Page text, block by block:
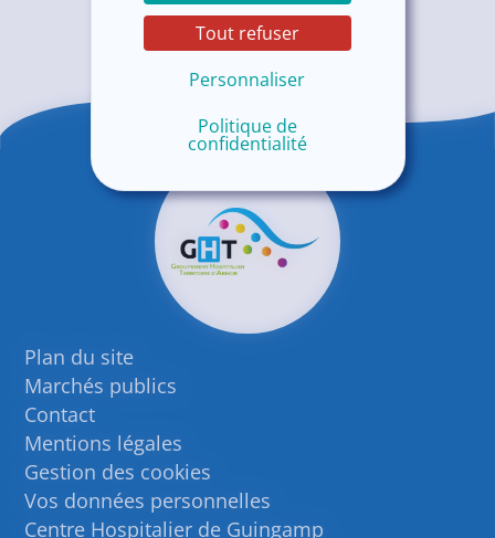
Plan du site
Marchés publics
Contact
Mentions légales
Gestion des cookies
Vos données personnelles
Centre Hospitalier de Guingamp
Tout refuser
Personnaliser
Politique de
confidentialité